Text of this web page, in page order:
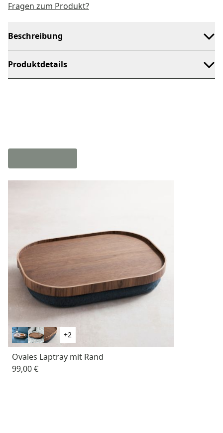
Fragen zum Produkt?
Beschreibung
Produktdetails
+2
Ovales Laptray mit Rand
99,00 €